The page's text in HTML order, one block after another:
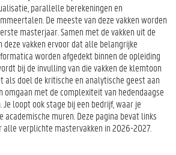
parallelle berekeningen en
De meeste van deze vakken worden
masterjaar. Samen met de vakken uit de
deze vakken ervoor dat alle belangrijke
worden afgedekt binnen de opleiding
bij de invulling van die vakken de klemtoon
als doel de kritische en analytische geest aan
omgaan met de complexiteit van hedendaagse
loopt ook stage bij een bedrijf, waar je
muren. Deze pagina bevat links
alle verplichte mastervakken in 2026-2027.